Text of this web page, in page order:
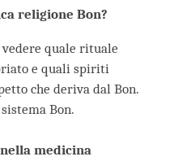
religione Bon?
quale rituale
e quali spiriti
che deriva dal Bon.
Bon.
medicina